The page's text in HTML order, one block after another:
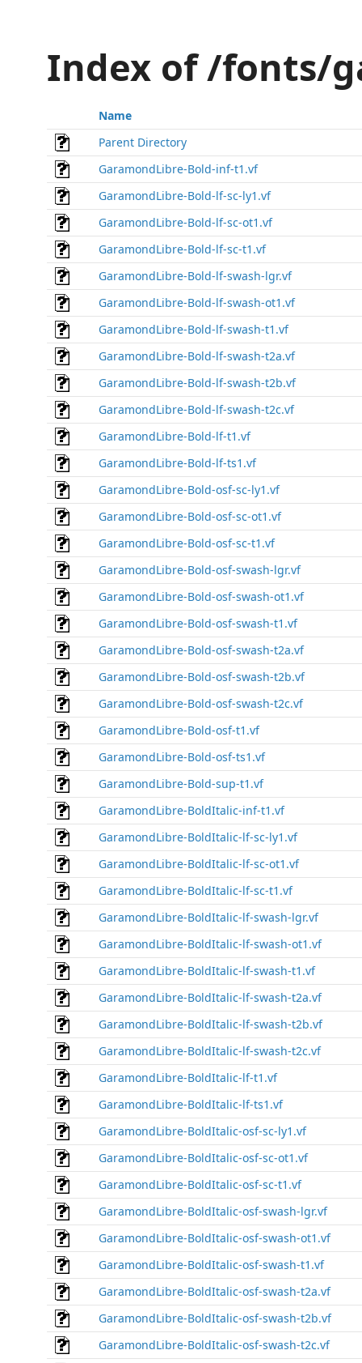
Index of /fonts/
Name
Parent Directory
GaramondLibre-Bold-inf-t1.vf
GaramondLibre-Bold-lf-sc-ly1.vf
GaramondLibre-Bold-lf-sc-ot1.vf
GaramondLibre-Bold-lf-sc-t1.vf
GaramondLibre-Bold-lf-swash-lgr.vf
GaramondLibre-Bold-lf-swash-ot1.vf
GaramondLibre-Bold-lf-swash-t1.vf
GaramondLibre-Bold-lf-swash-t2a.vf
GaramondLibre-Bold-lf-swash-t2b.vf
GaramondLibre-Bold-lf-swash-t2c.vf
GaramondLibre-Bold-lf-t1.vf
GaramondLibre-Bold-lf-ts1.vf
GaramondLibre-Bold-osf-sc-ly1.vf
GaramondLibre-Bold-osf-sc-ot1.vf
GaramondLibre-Bold-osf-sc-t1.vf
GaramondLibre-Bold-osf-swash-lgr.vf
GaramondLibre-Bold-osf-swash-ot1.vf
GaramondLibre-Bold-osf-swash-t1.vf
GaramondLibre-Bold-osf-swash-t2a.vf
GaramondLibre-Bold-osf-swash-t2b.vf
GaramondLibre-Bold-osf-swash-t2c.vf
GaramondLibre-Bold-osf-t1.vf
GaramondLibre-Bold-osf-ts1.vf
GaramondLibre-Bold-sup-t1.vf
GaramondLibre-BoldItalic-inf-t1.vf
GaramondLibre-BoldItalic-lf-sc-ly1.vf
GaramondLibre-BoldItalic-lf-sc-ot1.vf
GaramondLibre-BoldItalic-lf-sc-t1.vf
GaramondLibre-BoldItalic-lf-swash-lgr.vf
GaramondLibre-BoldItalic-lf-swash-ot1.vf
GaramondLibre-BoldItalic-lf-swash-t1.vf
GaramondLibre-BoldItalic-lf-swash-t2a.vf
GaramondLibre-BoldItalic-lf-swash-t2b.vf
GaramondLibre-BoldItalic-lf-swash-t2c.vf
GaramondLibre-BoldItalic-lf-t1.vf
GaramondLibre-BoldItalic-lf-ts1.vf
GaramondLibre-BoldItalic-osf-sc-ly1.vf
GaramondLibre-BoldItalic-osf-sc-ot1.vf
GaramondLibre-BoldItalic-osf-sc-t1.vf
GaramondLibre-BoldItalic-osf-swash-lgr.vf
GaramondLibre-BoldItalic-osf-swash-ot1.vf
GaramondLibre-BoldItalic-osf-swash-t1.vf
GaramondLibre-BoldItalic-osf-swash-t2a.vf
GaramondLibre-BoldItalic-osf-swash-t2b.vf
GaramondLibre-BoldItalic-osf-swash-t2c.vf